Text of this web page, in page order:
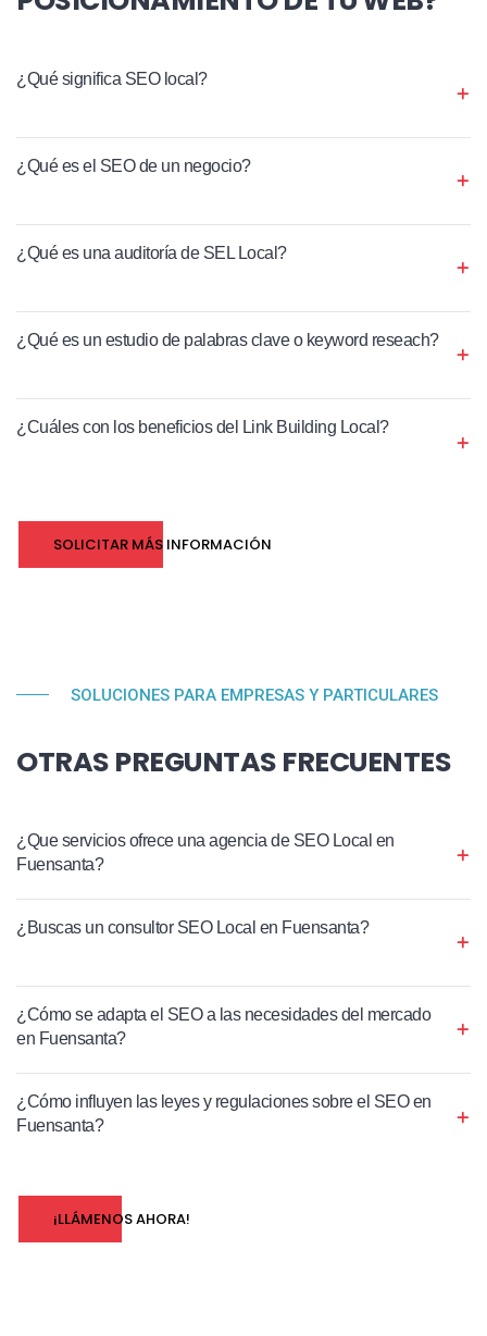
¿Qué significa SEO local?
¿Qué es el SEO de un negocio?
¿Qué es una auditoría de SEL Local?
¿Qué es un estudio de palabras clave o keyword reseach?
¿Cuáles con los beneficios del Link Building Local?
SOLICITAR MÁS INFORMACIÓN
SOLUCIONES PARA EMPRESAS Y PARTICULARES
OTRAS PREGUNTAS FRECUENTES
¿Que servicios ofrece una agencia de SEO Local en
Fuensanta?
¿Buscas un consultor SEO Local en Fuensanta?
¿Cómo se adapta el SEO a las necesidades del mercado
en Fuensanta?
¿Cómo influyen las leyes y regulaciones sobre el SEO en
Fuensanta?
¡LLÁMENOS AHORA!